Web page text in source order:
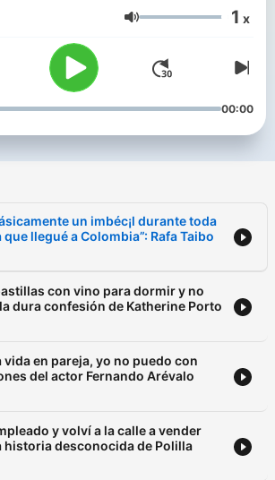
Volume 1 x
00:00
un imbéc¡l durante toda
llegué a Colombia”: Rafa Taibo
con vino para dormir y no
dura confesión de Katherine Porto
vida en pareja, yo no puedo con
del actor Fernando Arévalo
y volví a la calle a vender
historia desconocida de Polilla